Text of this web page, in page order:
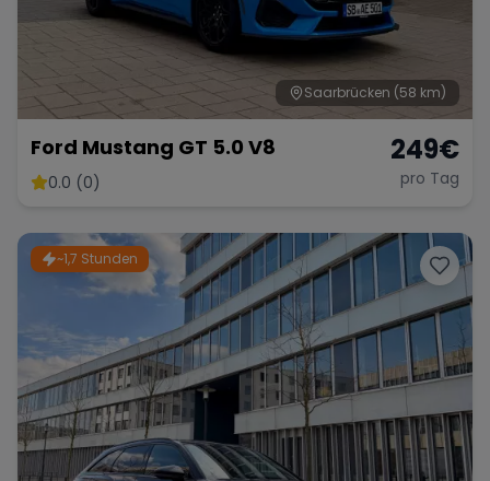
Range Rover Corvette Saarbrücken (58 km)
Ford Mustang GT 5.0 V8
0.0 (0)
249€
pro Tag
~1,7 Stunden